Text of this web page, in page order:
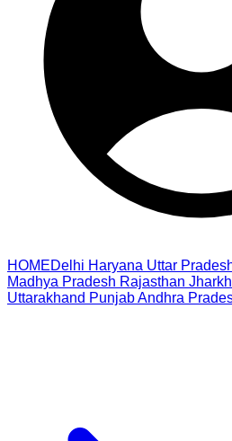
HOMEDelhi Haryana Uttar
Madhya Pradesh Rajasthan
Uttarakhand PunjabAndhra